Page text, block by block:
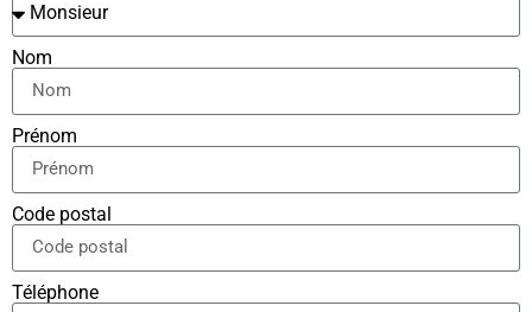
Nom
Prénom
Code postal
Téléphone